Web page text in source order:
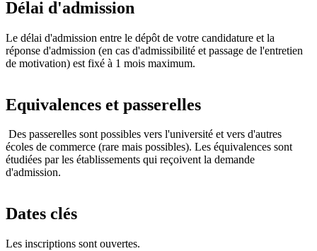
Délai d'admission
Le délai d'admission entre le dépôt de votre candidature et la
réponse d'admission (en cas d'admissibilité et passage de l'entretien
de motivation) est fixé à 1 mois maximum.
Equivalences et passerelles
Des passerelles sont possibles vers l'université et vers d'autres
écoles de commerce (rare mais possibles). Les équivalences sont
étudiées par les établissements qui reçoivent la demande
d'admission.
Dates clés
Les inscriptions sont ouvertes.